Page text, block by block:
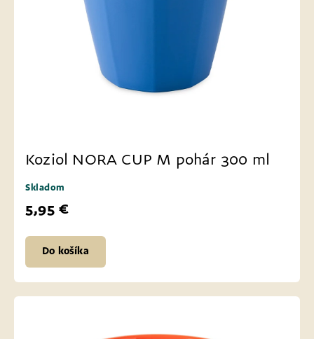
Koziol NORA CUP M pohár 300 ml
Skladom
5,95 €
Do košíka